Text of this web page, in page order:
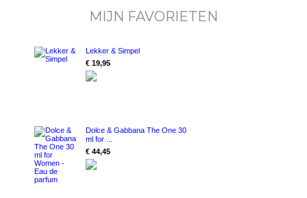
MIJN FAVORIETEN
Lekker & Simpel
€ 19,95
Dolce & Gabbana The One 30
ml for ...
€ 44,45